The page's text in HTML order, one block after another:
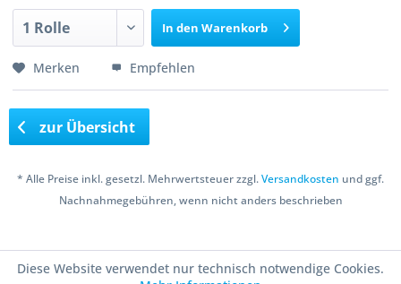
In den Warenkorb
Merken Empfehlen
zur Übersicht
* Alle Preise inkl. gesetzl. Mehrwertsteuer zzgl.Versandkosten und ggf.
Nachnahmegebühren, wenn nicht anders beschrieben
Diese Website verwendet nur technisch notwendige Cookies.